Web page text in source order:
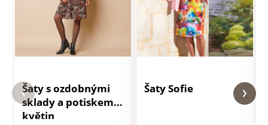
Šaty s ozdobnými
sklady a potiskem
květin
Šaty Sofie